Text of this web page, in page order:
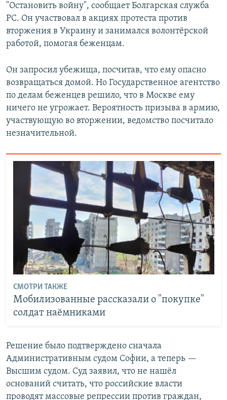
"Остановить войну", сообщает Болгарская служба
РС. Он участвовал в акциях протеста против
вторжения в Украину и занимался волонтёрской
работой, помогая беженцам.
Он запросил убежища, посчитав, что ему опасно
возвращаться домой. Но Государственное агентство
по делам беженцев решило, что в Москве ему
ничего не угрожает. Вероятность призыва в армию,
участвующую во вторжении, ведомство посчитало
незначительной.
СМОТРИ ТАКЖЕ
Мобилизованные рассказали о "покупке"
солдат наёмниками
Решение было подтверждено сначала
Административным судом Софии, а теперь —
Высшим судом. Суд заявил, что не нашёл
оснований считать, что российские власти
проводят массовые репрессии против граждан,